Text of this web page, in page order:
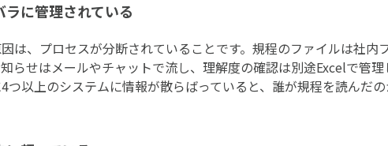
に管理されている
は、プロセスが分断されていることです。規程のファイルは社内
らせはメールやチャットで流し、理解度の確認は別途Excelで管
つ以上のシステムに情報が散らばっていると、誰が規程を読んだ